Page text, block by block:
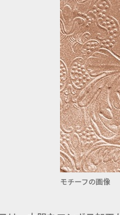
モチーフの画像